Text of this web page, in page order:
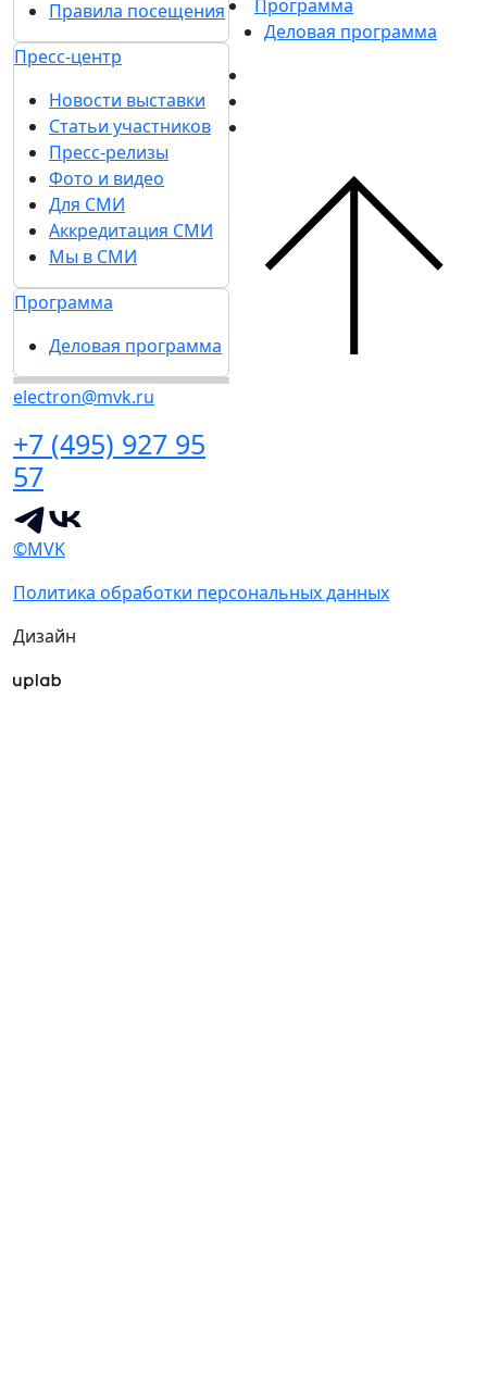
Правила посещения
Пресс-центр
Новости выставки
Статьи участников
Пресс-релизы
Фото и видео
Для СМИ
Аккредитация СМИ
Мы в СМИ
Программа
Деловая программа
electron@mvk.ru
+7 (495) 927 95
57
Программа
Деловая программа
©MVK
Политика обработки персональных данных
Дизайн